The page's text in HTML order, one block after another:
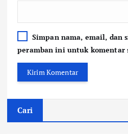
Simpan nama, email, dan
peramban ini untuk komentar
Cari